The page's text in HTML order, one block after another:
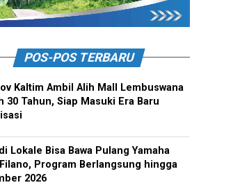
POS-POS TERBARU
Kaltim Ambil Alih Mall Lembuswana
30 Tahun, Siap Masuki Era Baru
Lokale Bisa Bawa Pulang Yamaha
Program Berlangsung hingga
2026